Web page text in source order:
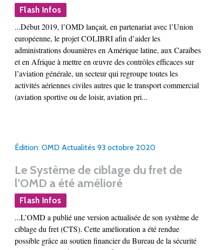
Flash Infos
...Début 2019, l’OMD lançait, en partenariat avec l’Union
européenne, le projet COLIBRI afin d’aider les
administrations douanières en Amérique latine, aux Caraïbes
et en Afrique à mettre en œuvre des contrôles efficaces sur
l’aviation générale, un secteur qui regroupe toutes les
activités aériennes civiles autres que le transport commercial
(aviation sportive ou de loisir, aviation pri...
Édition: OMD Actualités 93 octobre 2020
Le Système de ciblage du fret de
l’OMD a été amélioré
Flash Infos
...L’OMD a publié une version actualisée de son système de
ciblage du fret (CTS). Cette amélioration a été rendue
possible grâce au soutien financier du Bureau de la sécurité